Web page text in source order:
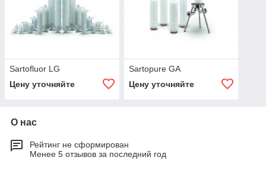
Sartofluor LG
Цену уточняйте
Sartopure GA
Цену уточняйте
О нас
Рейтинг не сформирован
Менее 5 отзывов за последний год